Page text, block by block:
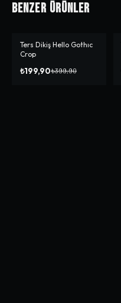
Benzer Ürünler
-%50
Ters Dikiş Hello Gothıc
Crop
₺199,90₺399,90